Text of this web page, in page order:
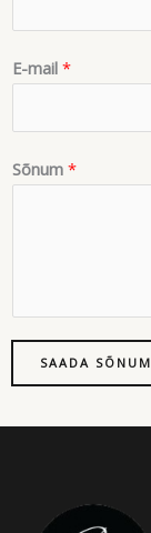
E-mail *
Sõnum *
SAADA SÕNUM